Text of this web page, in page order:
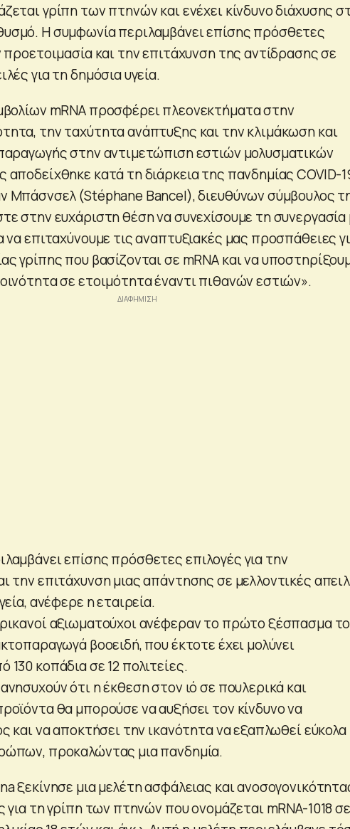
γρίπη των πτηνών και ενέχει κίνδυνο διάχυσης
Η συμφωνία περιλαμβάνει επίσης πρόσθετες
προετοιμασία και την επιτάχυνση της αντίδρασης σε
για τη δημόσια υγεία.
mRNA προσφέρει πλεονεκτήματα στην
την ταχύτητα ανάπτυξης και την κλιμάκωση και
στην αντιμετώπιση εστιών μολυσματικών
κατά τη διάρκεια της πανδημίας COVID-
Μπάσνσελ (Stéphane Bancel), διευθύνων σύμβουλος
στην ευχάριστη θέση να συνεχίσουμε τη συνεργασία
να επιταχύνουμε τις αναπτυξιακές μας προσπάθειες
γρίπης που βασίζονται σε mRNA και να
σε ετοιμότητα έναντι πιθανών εστιών».
επίσης πρόσθετες επιλογές για την
την επιτάχυνση μιας απάντησης σε μελλοντικές
ανέφερε η εταιρεία.
αξιωματούχοι ανέφεραν το πρώτο ξέσπασμα
βοοειδή, που έκτοτε έχει μολύνει
130 κοπάδια σε 12 πολιτείες.
ότι η έκθεση στον ιό σε πουλερικά και
θα μπορούσε να αυξήσει τον κίνδυνο να
και να αποκτήσει την ικανότητα να εξαπλωθεί εύκολα
προκαλώντας μια πανδημία.
ξεκίνησε μια μελέτη ασφάλειας και
για τη γρίπη των πτηνών που ονομάζεται mRNA-1018 σε